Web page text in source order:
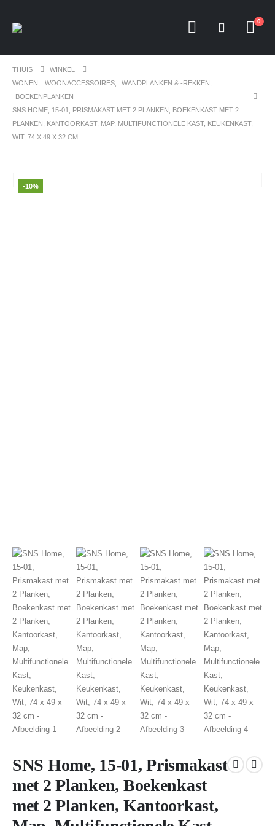
0
THUIS
WINKEL
WONEN
WOONACCESSOIRES WANDPLANKEN & -REKKEN
BOEKENPLANKEN
SNS HOME, 15-01, PRISMAKAST MET 2 PLANKEN, BOEKENKAST MET 2
PLANKEN, KANTOORKAST, MAP, MULTIFUNCTIONELE KAST, KEUKENKAST,
WIT, 74 X 49 X 32 CM
-10%
SNS Home, 15-01, Prismakast
met 2 Planken, Boekenkast
met 2 Planken, Kantoorkast,